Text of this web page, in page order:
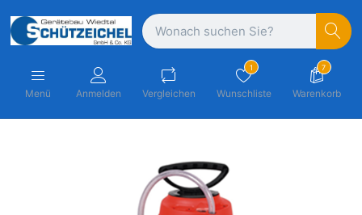
Menü Anmelden Vergleichen
1
Wunschliste
7
Warenkorb